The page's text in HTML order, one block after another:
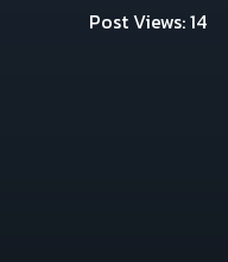
Post Views: 14